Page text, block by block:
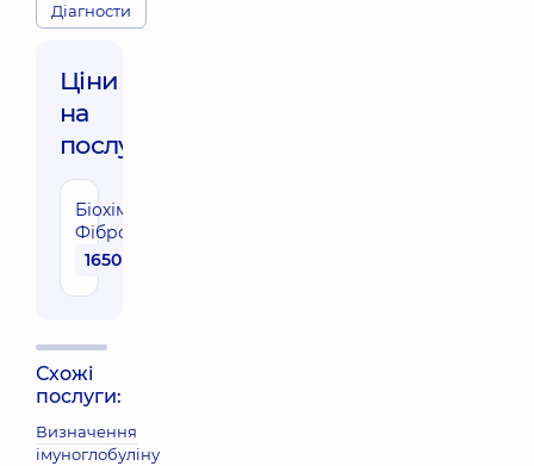
Діагности
Ціни
на
послуги:
Біохімія
Фібромакса
1650 грн
Схожі
послуги:
Визначення
імуноглобуліну